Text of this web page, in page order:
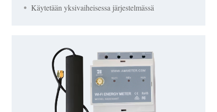
Käytetään yksivaiheisessa järjestelmässä